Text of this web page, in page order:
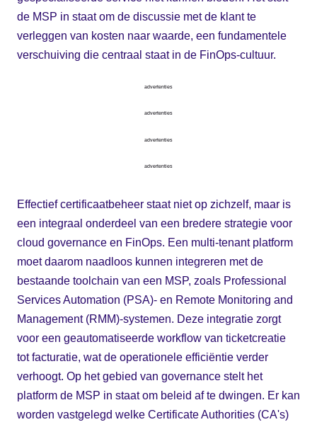
de MSP in staat om de discussie met de klant te
verleggen van kosten naar waarde, een fundamentele
verschuiving die centraal staat in de FinOps-cultuur.
advertenties
advertenties
advertenties
advertenties
Effectief certificaatbeheer staat niet op zichzelf, maar is
een integraal onderdeel van een bredere strategie voor
cloud governance en FinOps. Een multi-tenant platform
moet daarom naadloos kunnen integreren met de
bestaande toolchain van een MSP, zoals Professional
Services Automation (PSA)- en Remote Monitoring and
Management (RMM)-systemen. Deze integratie zorgt
voor een geautomatiseerde workflow van ticketcreatie
tot facturatie, wat de operationele efficiëntie verder
verhoogt. Op het gebied van governance stelt het
platform de MSP in staat om beleid af te dwingen. Er kan
worden vastgelegd welke Certificate Authorities (CA's)